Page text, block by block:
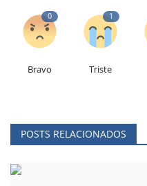
0
Bravo
1
Triste
POSTS RELACIONADOS